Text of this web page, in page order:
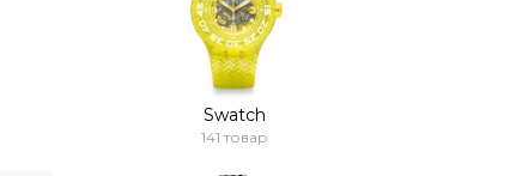
Swatch
141 товар